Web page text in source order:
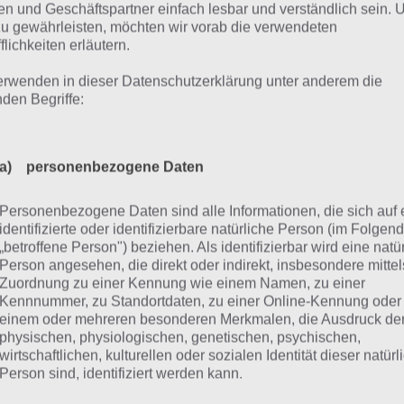
abstauben. Hier eine Übersicht der Möglichkeiten,
werden.
1: Beenden der Storyline
behauenen Steins von Bart
kostenlose Donuts kassiert ihr, nachdem ihr die Storyline
habt. In diesem geht es darum, dass Lisa die
zu lösen und am Ende ist es so, dass Lisa alle
dazu bringt, gegen ein Gesetz zu stimmen.
ihr sattte 20 kostenlose Donuts.
Storyline nennt sich “Das Geheimnis des behauenen
während des Simpsons Springfield Steinmetze
und Geschäftspartner einfach lesbar und verständlich sein.
gewährleisten, möchten wir vorab die verwendeten
erläutern.
in dieser Datenschutzerklärung unter anderem die
Begriffe:
a) personenbezogene Daten
Personenbezogene Daten sind alle Informationen, die sich auf
identifizierte oder identifizierbare natürliche Person (im
„betroffene Person") beziehen. Als identifizierbar wird eine
Person angesehen, die direkt oder indirekt, insbesondere
Zuordnung zu einer Kennung wie einem Namen, zu einer
Kennnummer, zu Standortdaten, zu einer Online-Kennung oder
einem oder mehreren besonderen Merkmalen, die Ausdruck
physischen, physiologischen, genetischen, psychischen,
wirtschaftlichen, kulturellen oder sozialen Identität dieser
Person sind, identifiziert werden kann.